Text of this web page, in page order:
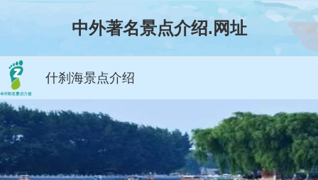
中外著名景点介绍.网址
什刹海景点介绍